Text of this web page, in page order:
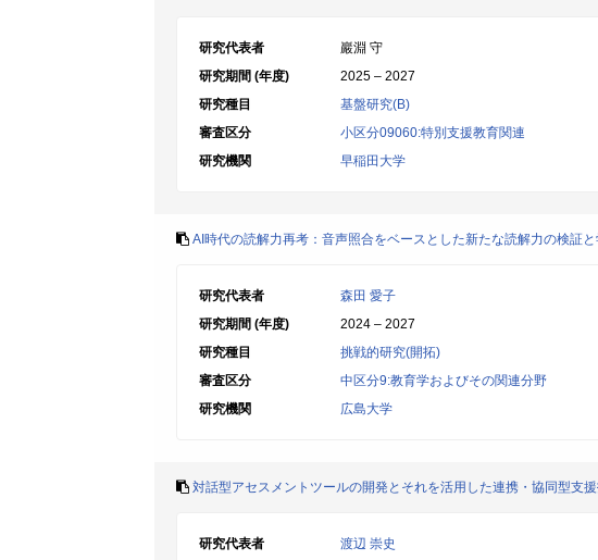
研究代表者
巖淵 守
研究期間 (年度)
2025 – 2027
研究種目
基盤研究(B)
審査区分
小区分09060:特別支援教育関連
研究機関
早稲田大学
AI時代の読解力再考：音声照合をベースとした新たな読解力の検証
研究代表者
森田 愛子
研究期間 (年度)
2024 – 2027
研究種目
挑戦的研究(開拓)
審査区分
中区分9:教育学およびその関連分野
研究機関
広島大学
対話型アセスメントツールの開発とそれを活用した連携・協同型支
研究代表者
渡辺 崇史